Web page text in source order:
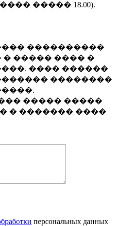
����� 18.00).
����������
����� ���� �
���� ������
��������
����� �����
� ������� ����
персональных данных